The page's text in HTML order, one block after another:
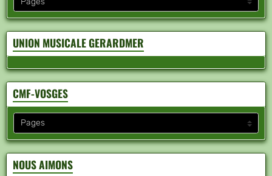
UNION MUSICALE GERARDMER
CMF-VOSGES
NOUS AIMONS